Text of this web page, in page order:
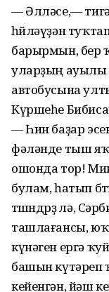
— Әлләсе,—
һөйләүҙән
барырмын, бер
уларҙың ауылы
автобусына
Күршеһе
— Һин баҙар
фәләнде тыш
ошонда тор!
булам, һатып
төшөндөрҙө лә,
ташлағансы,
күнәген ергә
башын күтәреп
кейенгән, йәш